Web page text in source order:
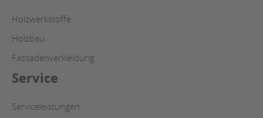
Holzwerkstoffe
Holzbau
Fassadenverkleidung
Service
Serviceleistungen